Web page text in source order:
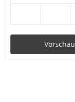
Vorschau